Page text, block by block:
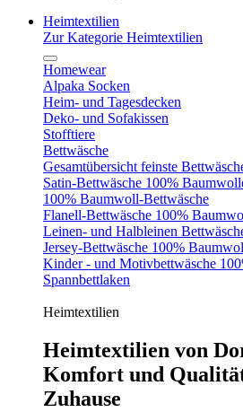
Heimtextilien
Zur Kategorie Heimtextilien
Homewear
Alpaka Socken
Heim- und Tagesdecken
Deko- und Sofakissen
Stofftiere
Bettwäsche
Gesamtübersicht feinste
Satin-Bettwäsche 100%
100% Baumwoll-Bettwäsche
Flanell-Bettwäsche 100%
Leinen- und Halbleinen
Jersey-Bettwäsche 100%
Kinder - und Motivbettwäsche
Spannbettlaken
Heimtextilien
Heimtextilien von
Komfort und
Zuhause